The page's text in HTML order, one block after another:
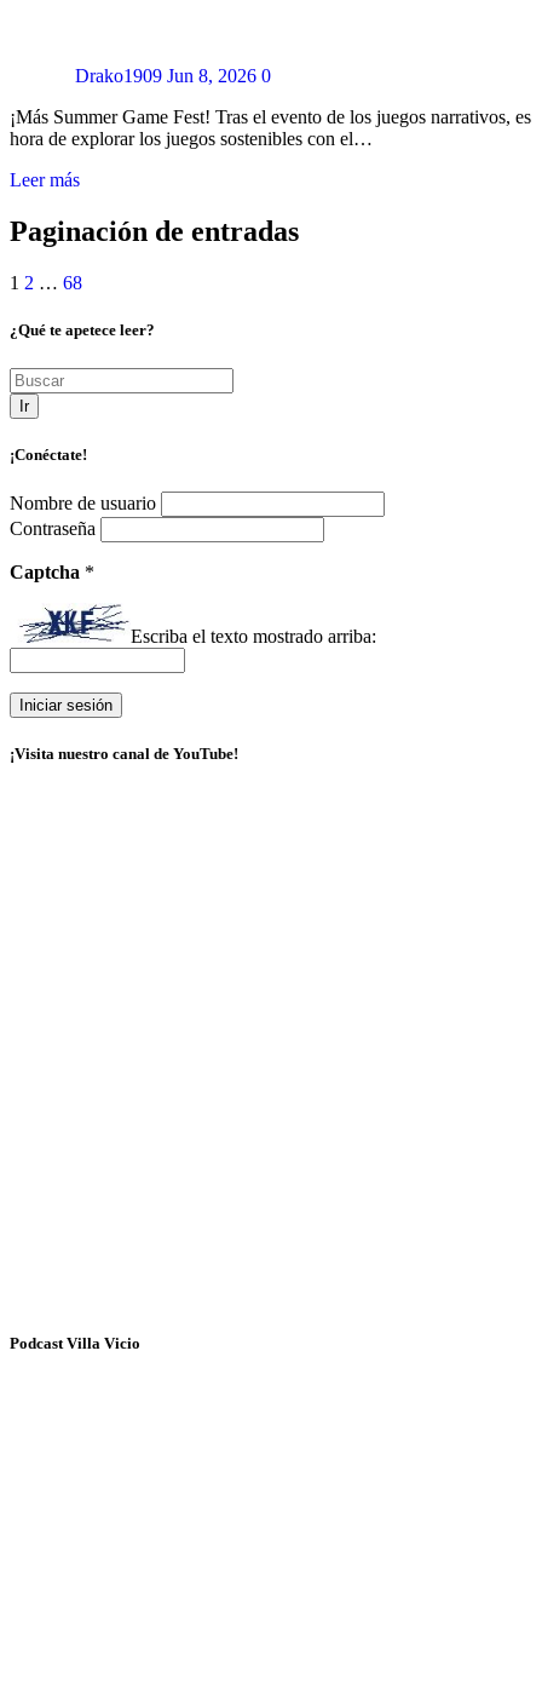
Drako1909 Jun 8, 2026 0
¡Más Summer Game Fest! Tras el evento de los juegos narrativos, es
hora de explorar los juegos sostenibles con el…
Leer más
Paginación de entradas
1 2 … 68
¿Qué te apetece leer?
Ir
¡Conéctate!
Nombre de usuario
Contraseña
Captcha *
Escriba el texto mostrado arriba:
¡Visita nuestro canal de YouTube!
Podcast Villa Vicio